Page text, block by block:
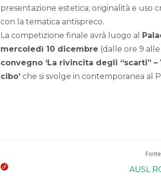
presentazione estetica; originalità e uso
con la tematica antispreco.
La competizione finale avrà luogo al
mercoledì 10 dicembre (dalle ore 9
convegno ‘La rivincita degli “scarti”
cibo’ che si svolge in contemporanea al
AUSL